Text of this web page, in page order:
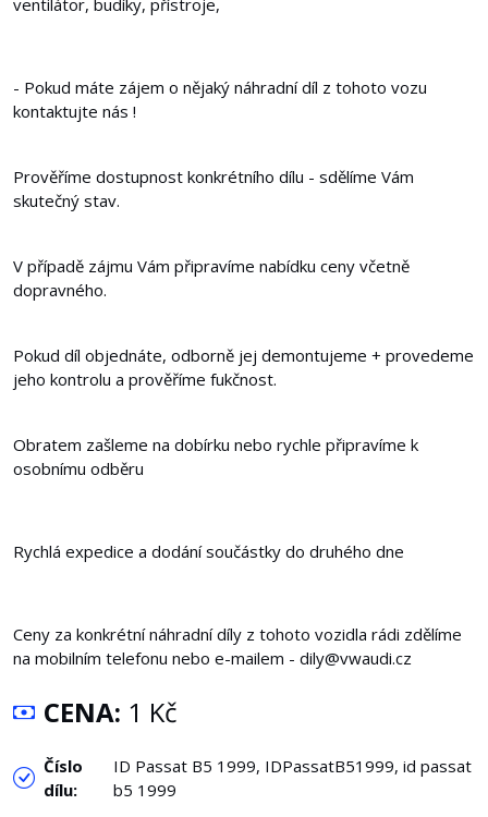
ventilátor, budíky, přístroje,
- Pokud máte zájem o nějaký náhradní díl z tohoto vozu
kontaktujte nás !
Prověříme dostupnost konkrétního dílu - sdělíme Vám
skutečný stav.
V případě zájmu Vám připravíme nabídku ceny včetně
dopravného.
Pokud díl objednáte, odborně jej demontujeme + provedeme
jeho kontrolu a prověříme fukčnost.
Obratem zašleme na dobírku nebo rychle připravíme k
osobnímu odběru
Rychlá expedice a dodání součástky do druhého dne
Ceny za konkrétní náhradní díly z tohoto vozidla rádi zdělíme
na mobilním telefonu nebo e-mailem - dily@vwaudi.cz
CENA: 1 Kč
Číslo
dílu:
ID Passat B5 1999, IDPassatB51999, id passat
b5 1999